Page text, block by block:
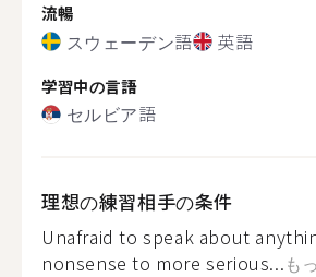
流暢
スウェーデン語 英語
学習中の言語
セルビア語
理想の練習相手の条件
Unafraid to speak about
nonsense to more serious...も